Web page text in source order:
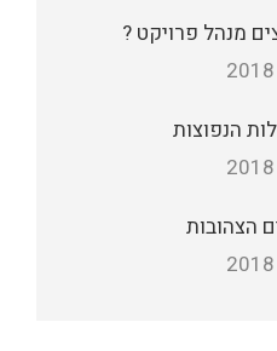
מנהל פרויקט ?
הנפוצות
הצהובות